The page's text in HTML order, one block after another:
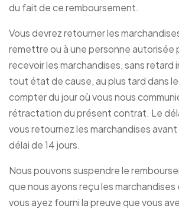
du fait de ce remboursement.
Vous devrez retourner les
remettre ou à une personne autorisée
recevoir les marchandises, sans retard
tout état de cause, au plus tard dans
compter du jour où vous nous
rétractation du présent contrat. Le
vous retournez les marchandises avant
délai de 14 jours.
Nous pouvons suspendre le
que nous ayons reçu les
vous ayez fourni la preuve que vous